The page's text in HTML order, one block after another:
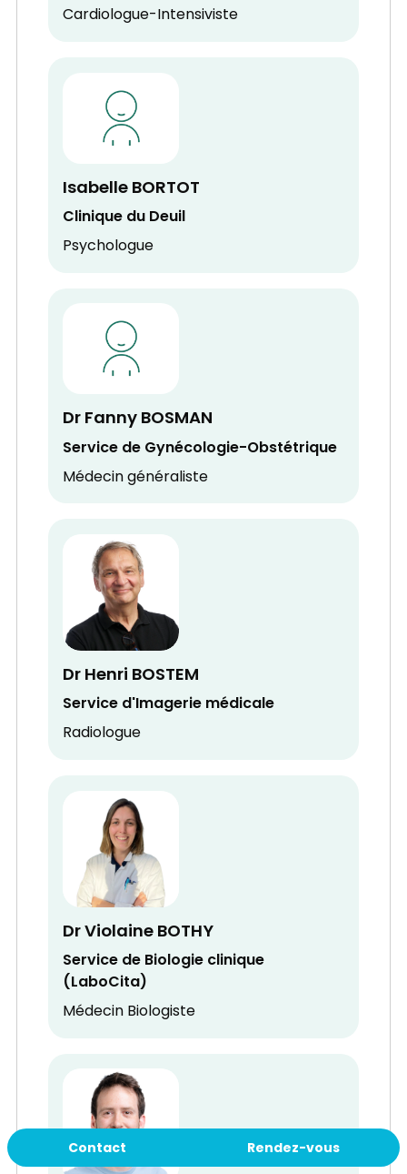
Contact Rendez-vous
Cardiologue-Intensiviste
Isabelle BORTOT
Clinique du Deuil
Psychologue
Dr Fanny BOSMAN
Service de Gynécologie-Obstétrique
Médecin généraliste
Dr Henri BOSTEM
Service d'Imagerie médicale
Radiologue
Dr Violaine BOTHY
Service de Biologie clinique
(LaboCita)
Médecin Biologiste